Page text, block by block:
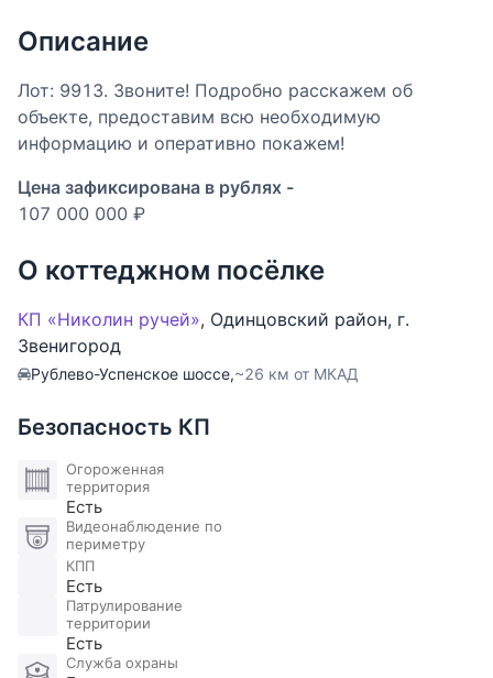
Описание
Лот: 9913. Звоните! Подробно расскажем об
объекте, предоставим всю необходимую
информацию и оперативно покажем!
Цена зафиксирована в рублях -
107 000 000 ₽
О коттеджном посёлке
КП «Николин ручей», Одинцовский район, г.
Звенигород
Рублево-Успенское шоссе,~26 км от МКАД
Безопасность КП
Огороженная
территория
Есть
Видеонаблюдение по
периметру
КПП
Есть
Патрулирование
территории
Есть
Служба охраны